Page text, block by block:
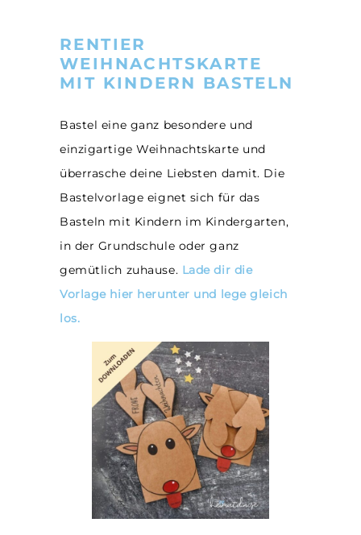
RENTIER
WEIHNACHTSKARTE
MIT KINDERN BASTELN
Bastel eine ganz besondere und
einzigartige Weihnachtskarte und
überrasche deine Liebsten damit. Die
Bastelvorlage eignet sich für das
Basteln mit Kindern im Kindergarten,
in der Grundschule oder ganz
gemütlich zuhause. Lade dir die
Vorlage hier herunter und lege gleich
los.